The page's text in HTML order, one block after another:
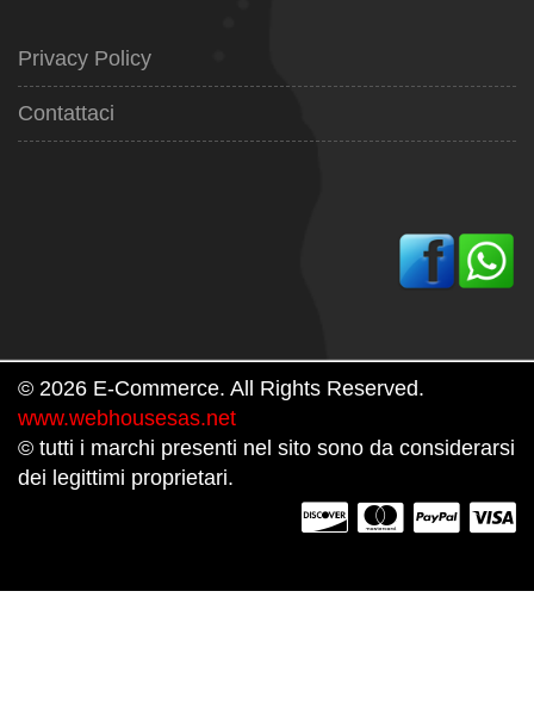
Privacy Policy
Contattaci
© 2026 E-Commerce. All Rights Reserved.
www.webhousesas.net
© tutti i marchi presenti nel sito sono da considerarsi
dei legittimi proprietari.